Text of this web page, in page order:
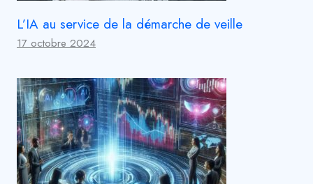
L’IA au service de la démarche de veille
17 octobre 2024